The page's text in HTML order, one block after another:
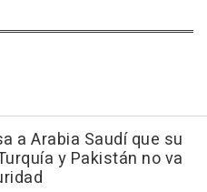
a Arabia Saudí que su
y Pakistán no va